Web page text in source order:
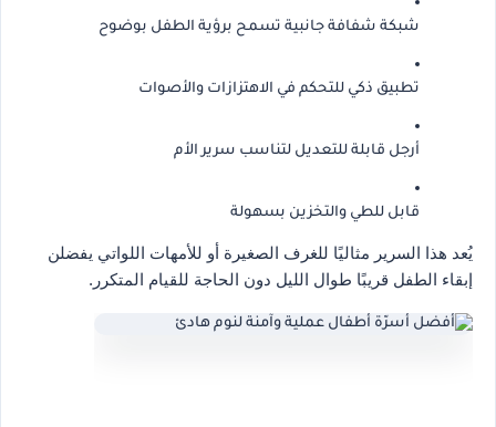
شبكة شفافة جانبية تسمح برؤية الطفل بوضوح
تطبيق ذكي للتحكم في الاهتزازات والأصوات
أرجل قابلة للتعديل لتناسب سرير الأم
قابل للطي والتخزين بسهولة
يُعد هذا السرير مثاليًا للغرف الصغيرة أو للأمهات اللواتي يفضلن
إبقاء الطفل قريبًا طوال الليل دون الحاجة للقيام المتكرر.